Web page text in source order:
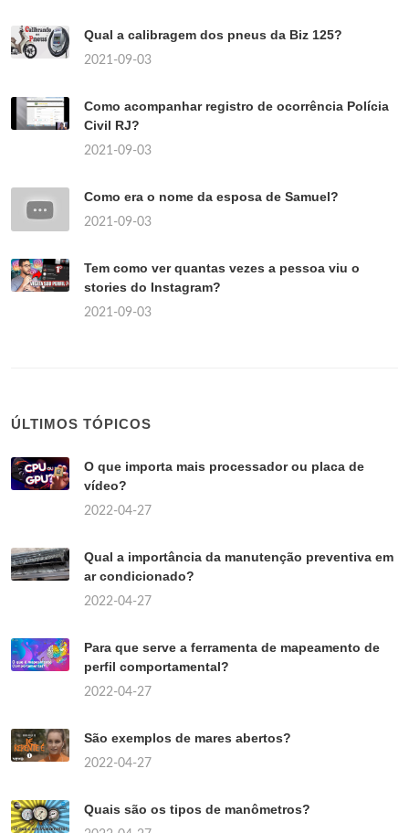
Qual a calibragem dos pneus da Biz 125?
2021-09-03
Como acompanhar registro de ocorrência Polícia
Civil RJ?
2021-09-03
Como era o nome da esposa de Samuel?
2021-09-03
Tem como ver quantas vezes a pessoa viu o
stories do Instagram?
2021-09-03
ÚLTIMOS TÓPICOS
O que importa mais processador ou placa de
vídeo?
2022-04-27
Qual a importância da manutenção preventiva em
ar condicionado?
2022-04-27
Para que serve a ferramenta de mapeamento de
perfil comportamental?
2022-04-27
São exemplos de mares abertos?
2022-04-27
Quais são os tipos de manômetros?